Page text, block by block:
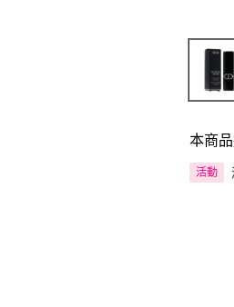
本商
活動